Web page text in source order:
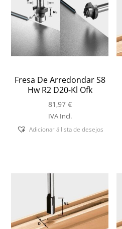
Fresa De Arredondar S8
Hw R2 D20-Kl Ofk
81,97 €
IVA Incl.
Adicionar á lista de desejos